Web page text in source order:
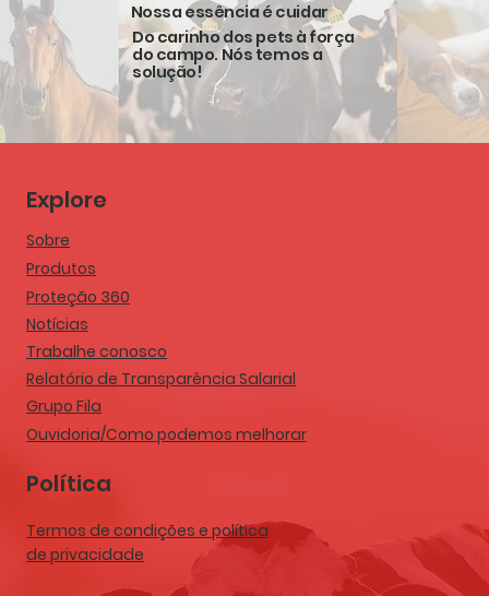
Nossa essência é cuidar
Do carinho dos pets à força
do campo. Nós temos a
solução!
Explore
Sobre
Produtos
Proteção 360
Notícias
Trabalhe conosco
Relatório de Transparência Salarial
Grupo Fila
Ouvidoria/Como podemos melhorar
Política
Termos de condições e política
de privacidade